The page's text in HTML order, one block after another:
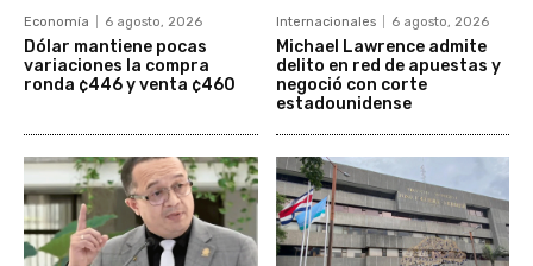
Economía 6 agosto, 2026
Dólar mantiene pocas
variaciones la compra
ronda ¢446 y venta ¢460
Internacionales 6 agosto, 2026
Michael Lawrence admite
delito en red de apuestas y
negoció con corte
estadounidense